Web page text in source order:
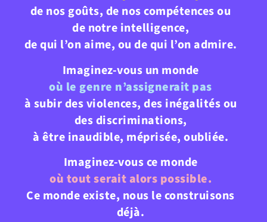
de nos goûts, de nos compétences ou
de notre intelligence,
de qui l’on aime, ou de qui l’on admire.
Imaginez-vous un monde
où le genre n’assignerait pas
à subir des violences, des inégalités ou
des discriminations,
à être inaudible, méprisée, oubliée.
Imaginez-vous ce monde
où tout serait alors possible.
Ce monde existe, nous le construisons
déjà.